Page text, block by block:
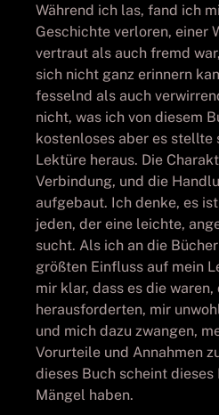
Während ich las, fand ich
Geschichte verloren, einer
vertraut als auch fremd
sich nicht ganz erinnern
fesselnd als auch
nicht, was ich von diesem
kostenloses aber es stellte
Lektüre heraus. Die
Verbindung, und die
aufgebaut. Ich denke, es
jeden, der eine leichte,
sucht. Als ich an die
größten Einfluss auf mein
mir klar, dass es die waren,
herausforderten, mir
und mich dazu zwangen,
Vorurteile und Annahmen
dieses Buch scheint
Mängel haben.